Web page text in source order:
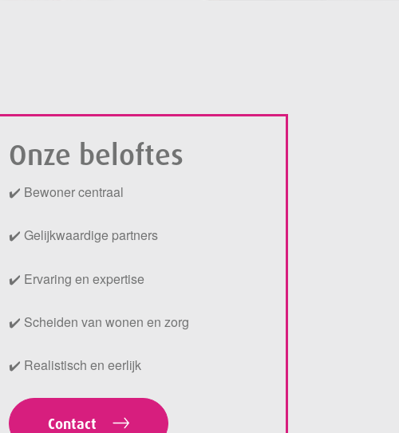
Onze beloftes
✔️ Bewoner centraal
✔️ Gelijkwaardige partners
✔️ Ervaring en expertise
✔️ Scheiden van wonen en zorg
✔️ Realistisch en eerlijk
Contact